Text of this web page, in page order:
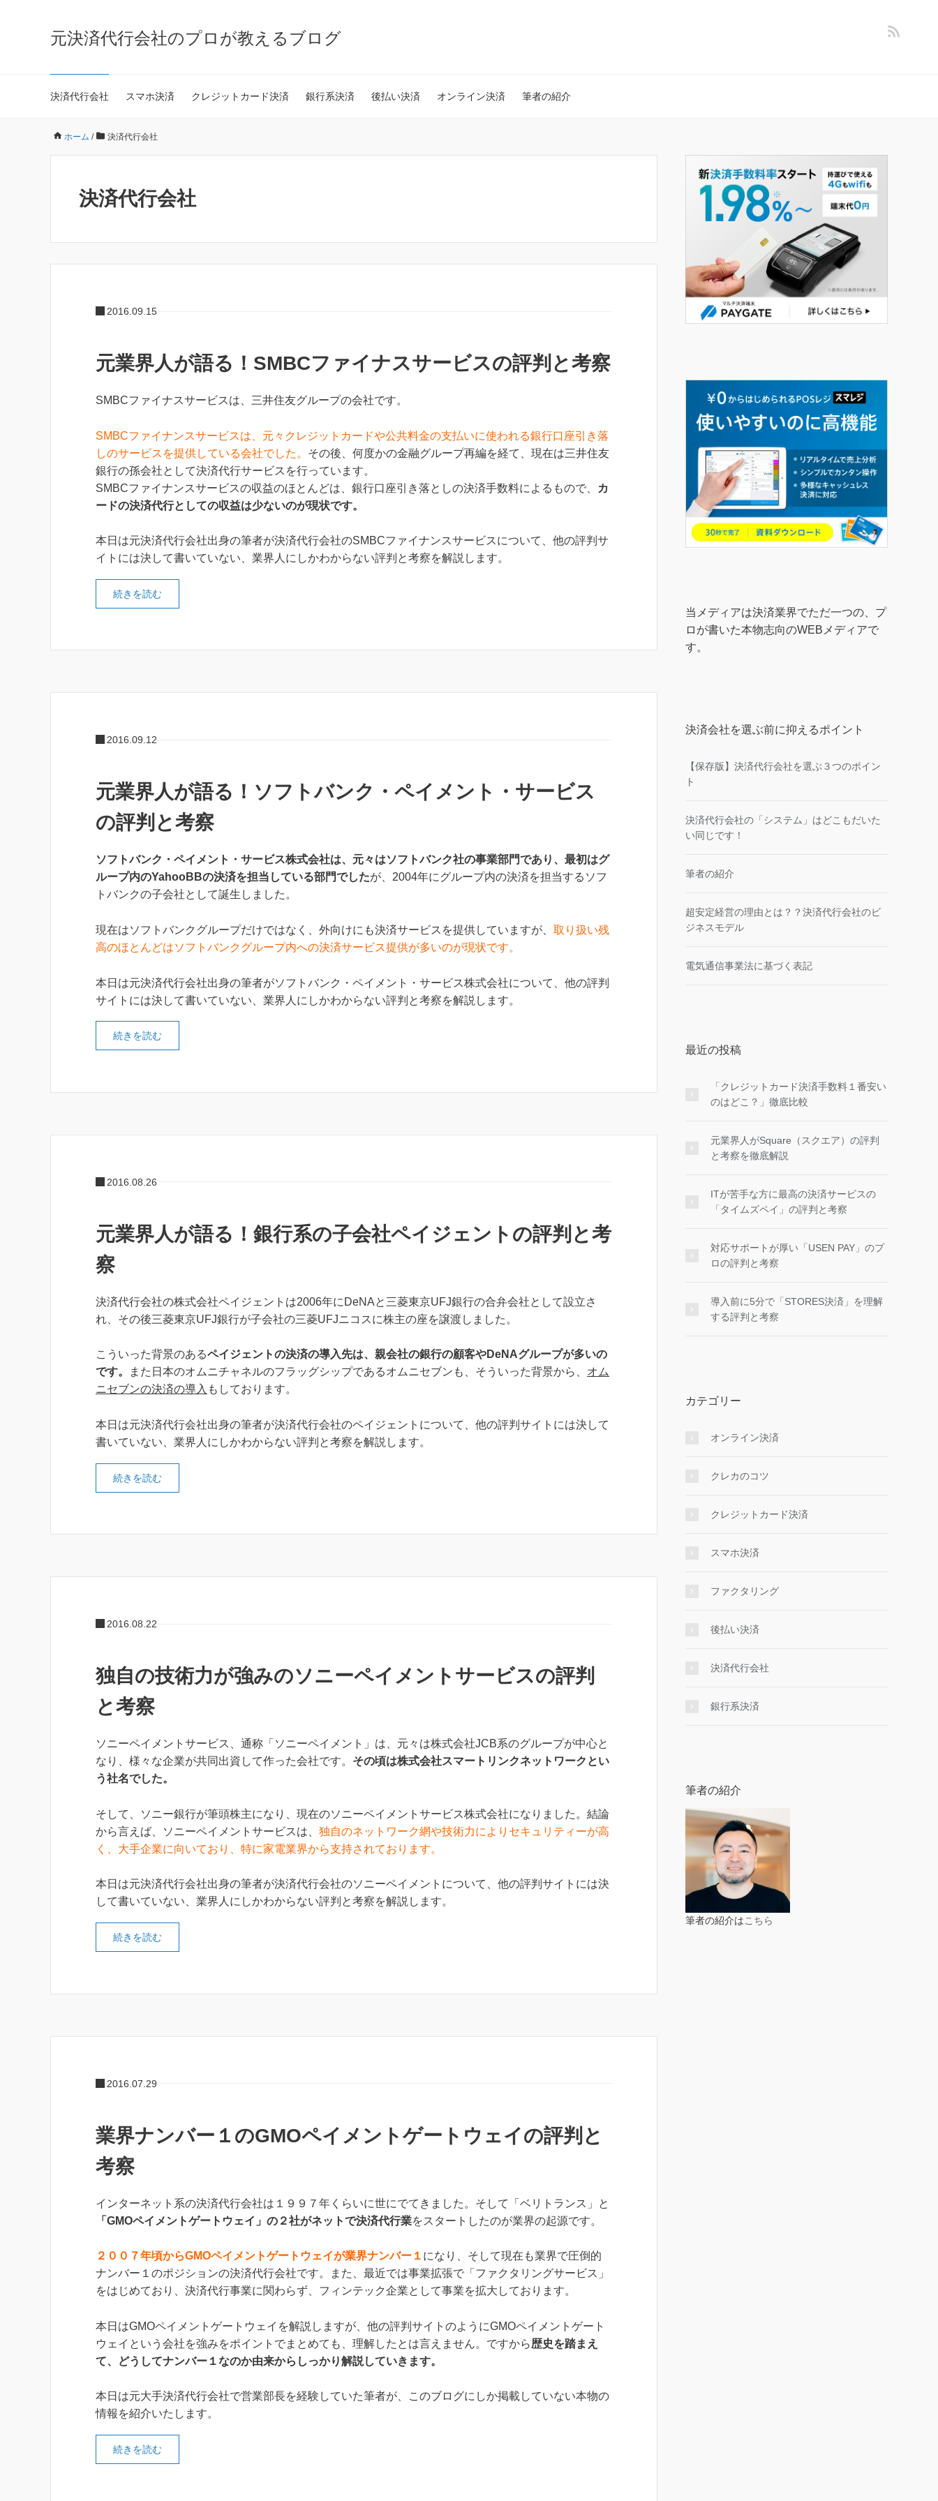
元決済代行会社のプロが教えるブログ
決済代行会社 スマホ決済 クレジットカード決済 銀行系決済 後払い決済 オンライン決済 筆者の紹介
ホーム / 決済代行会社
決済代行会社
2016.09.15
元業界人が語る！SMBCファイナスサービスの評判と考察
SMBCファイナスサービスは、三井住友グループの会社です。
SMBCファイナンスサービスは、元々クレジットカードや公共料金の支払いに使われる銀行口座引き落
しのサービスを提供している会社でした。 その後、何度かの金融グループ再編を経て、現在は三井住友
銀行の孫会社として決済代行サービスを行っています。
SMBCファイナンスサービスの収益のほとんどは、銀行口座引き落としの決済手数料によるもので、
カ
ードの決済代行としての収益は少ないのが現状です。
本日は元決済代行会社出身の筆者が決済代行会社のSMBCファイナンスサービスについて、他の評判サ
イトには決して書いていない、業界人にしかわからない評判と考察を解説します。
続きを読む
2016.09.12
元業界人が語る！ソフトバンク・ペイメント・サービス
の評判と考察
ソフトバンク・ペイメント・サービス株式会社は、元々はソフトバンク社の事業部門であり、最初はグ
ループ内のYahooBBの決済を担当している部門でしたが、2004年にグループ内の決済を担当するソフ
トバンクの子会社として誕生しました。
現在はソフトバンクグループだけではなく、外向けにも決済サービスを提供していますが、 取り扱い残
高のほとんどはソフトバンクグループ内への決済サービス提供が多いのが現状です。
本日は元決済代行会社出身の筆者がソフトバンク・ペイメント・サービス株式会社について、他の評判
サイトには決して書いていない、業界人にしかわからない評判と考察を解説します。
続きを読む
2016.08.26
元業界人が語る！銀行系の子会社ペイジェントの評判と考
察
決済代行会社の株式会社ペイジェントは2006年にDeNAと三菱東京UFJ銀行の合弁会社として設立さ
れ、その後三菱東京UFJ銀行が子会社の三菱UFJニコスに株主の座を譲渡しました。
こういった背景のあるペイジェントの決済の導入先は、親会社の銀行の顧客やDeNAグループが多いの
です。
また日本のオムニチャネルのフラッグシップであるオムニセブンも、そういった背景から、 オム
ニセブンの決済の導入 もしております。
本日は元決済代行会社出身の筆者が決済代行会社のペイジェントについて、他の評判サイトには決して
書いていない、業界人にしかわからない評判と考察を解説します。
続きを読む
2016.08.22
独自の技術力が強みのソニーペイメントサービスの評判
と考察
ソニーペイメントサービス、通称「ソニーペイメント」は、元々は株式会社JCB系のグループが中心と
なり、 様々な企業が共同出資して作った会社です。 その頃は株式会社スマートリンクネットワークとい
う社名でした。
そして、ソニー銀行が筆頭株主になり、現在のソニーペイメントサービス株式会社になりました。結論
から言えば、ソニーペイメントサービスは、 独自のネットワーク網や技術力によりセキュリティーが高
く、大手企業に向いており、特に家電業界から支持されております。
本日は元決済代行会社出身の筆者が決済代行会社のソニーペイメントについて、他の評判サイトには決
して書いていない、業界人にしかわからない評判と考察を解説します。
続きを読む
2016.07.29
業界ナンバー１のGMOペイメントゲートウェイの評判と
考察
インターネット系の決済代行会社は１９９７年くらいに世にでてきました。そして「ベリトランス」と
「GMOペイメントゲートウェイ」の２社がネットで決済代行業をスタートしたのが業界の起源です。
２００７年頃からGMOペイメントゲートウェイが業界ナンバー１ になり、そして現在も業界で圧倒的
ナンバー１のポジションの決済代行会社です。また、最近では事業拡張で「ファクタリングサービス」
をはじめており、決済代行事業に関わらず、フィンテック企業として事業を拡大しております。
本日はGMOペイメントゲートウェイを解説しますが、他の評判サイトのようにGMOペイメントゲート
ウェイという会社を強みをポイントでまとめても、理解したとは言えません。ですから歴史を踏まえ
て、どうしてナンバー１なのか由来からしっかり解説していきます。
本日は元大手決済代行会社で営業部長を経験していた筆者が、このブログにしか掲載していない本物の
情報を紹介いたします。
続きを読む
当メディアは決済業界でただ一つの、プ
ロが書いた本物志向のWEBメディアで
す。
決済会社を選ぶ前に抑えるポイント
【保存版】決済代行会社を選ぶ３つのポイン
ト
決済代行会社の「システム」はどこもだいた
い同じです！
筆者の紹介
超安定経営の理由とは？？決済代行会社のビ
ジネスモデル
電気通信事業法に基づく表記
最近の投稿
「クレジットカード決済手数料１番安い
のはどこ？」徹底比較
元業界人がSquare（スクエア）の評判
と考察を徹底解説
ITが苦手な方に最高の決済サービスの
「タイムズペイ」の評判と考察
対応サポートが厚い「USEN PAY」のプ
ロの評判と考察
導入前に5分で「STORES決済」を理解
する評判と考察
カテゴリー
オンライン決済
クレカのコツ
クレジットカード決済
スマホ決済
ファクタリング
後払い決済
決済代行会社
銀行系決済
筆者の紹介
筆者の紹介はこちら